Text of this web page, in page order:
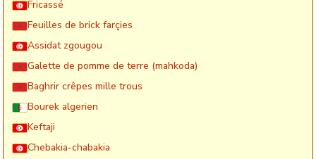
Fricassé
Feuilles de brick farçies
Assidat zgougou
Galette de pomme de terre (mahkoda)
Baghrir crêpes mille trous
Bourek algerien
Keftaji
Chebakia-chabakia